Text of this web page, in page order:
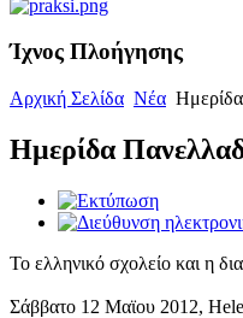
Ίχνος Πλοήγησης
Αρχική Σελίδα Νέα
Ημερίδα
Το ελληνικό σχολείο και η
Σάββατο 12 Μαϊου 2012,